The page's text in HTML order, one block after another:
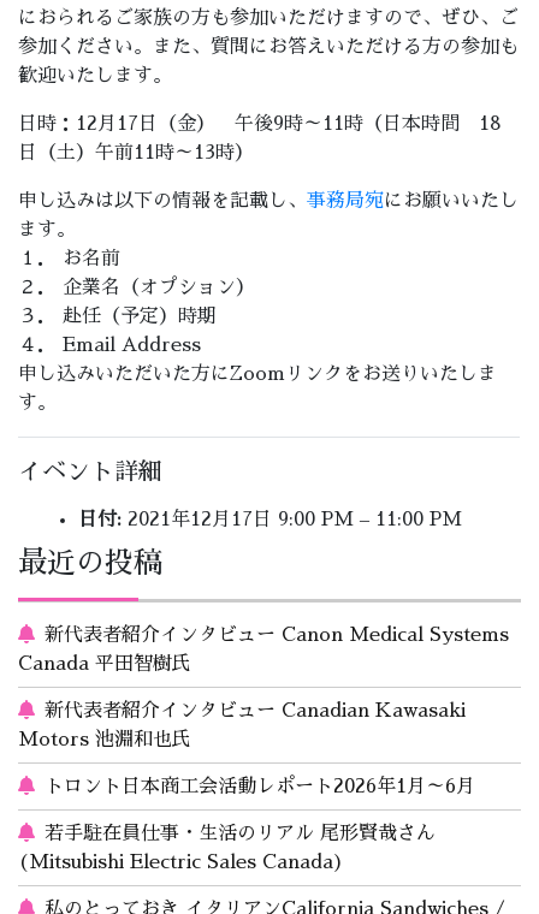
におられるご家族の方も参加いただけますので、ぜひ、ご
参加ください。また、質問にお答えいただける方の参加も
歓迎いたします。
日時：12月17日（金） 午後9時～11時（日本時間 18
日（土）午前11時～13時）
申し込みは以下の情報を記載し、 事務局宛にお願いいたし
ます。
１． お名前
２． 企業名（オプション）
３． 赴任（予定）時期
４． Email Address
申し込みいただいた方にZoomリンクをお送りいたしま
す。
イベント詳細
日付: 2021年12月17日 9:00 PM – 11:00 PM
最近の投稿
新代表者紹介インタビュー Canon Medical Systems
Canada 平田智樹氏
新代表者紹介インタビュー Canadian Kawasaki
Motors 池淵和也氏
トロント日本商工会活動レポート2026年1月～6月
若手駐在員仕事・生活のリアル 尾形賢哉さん
(Mitsubishi Electric Sales Canada)
私のとっておき イタリアンCalifornia Sandwiches /